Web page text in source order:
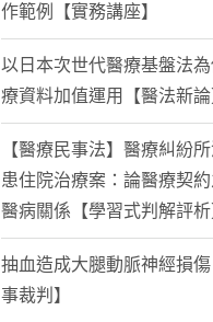
作範例【實務講座】
以日本次世代醫療基盤法
療資料加值運用【醫法新論
【醫療民事法】醫療糾紛
患住院治療案：論醫療契
醫病關係【學習式判解評析
抽血造成大腿動脈神經損
事裁判】